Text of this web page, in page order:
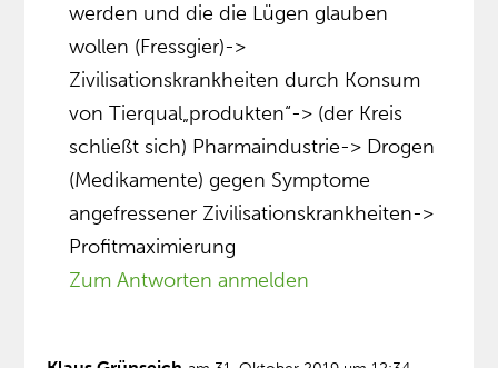
werden und die die Lügen glauben
wollen (Fressgier)->
Zivilisationskrankheiten durch Konsum
von Tierqual„produkten“-> (der Kreis
schließt sich) Pharmaindustrie-> Drogen
(Medikamente) gegen Symptome
angefressener Zivilisationskrankheiten->
Profitmaximierung
Zum Antworten anmelden